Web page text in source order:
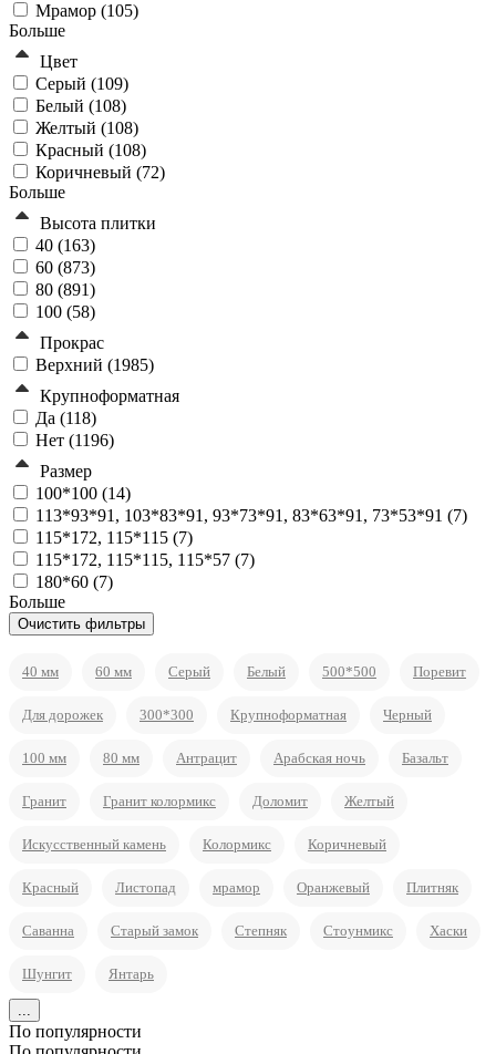
Мрамор (105)
Больше
Цвет
Серый (109)
Белый (108)
Желтый (108)
Красный (108)
Коричневый (72)
Больше
Высота плитки
40 (163)
60 (873)
80 (891)
100 (58)
Прокрас
Верхний (1985)
Крупноформатная
Да (118)
Нет (1196)
Размер
100*100 (14)
113*93*91, 103*83*91, 93*73*91, 83*63*91, 73*53*91 (7)
115*172, 115*115 (7)
115*172, 115*115, 115*57 (7)
180*60 (7)
Больше
40 мм 60 мм Серый Белый 500*500 Поревит
Для дорожек 300*300 Крупноформатная Черный
100 мм 80 мм Антрацит Арабская ночь Базальт
Гранит Гранит колормикс Доломит Желтый
Искусственный камень Колормикс Коричневый
Красный Листопад мрамор Оранжевый Плитняк
Саванна Старый замок Степняк Стоунмикс Хаски
Шунгит Янтарь
...
По популярности